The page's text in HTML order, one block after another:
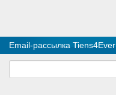
Email-рассылка Tiens4Ever